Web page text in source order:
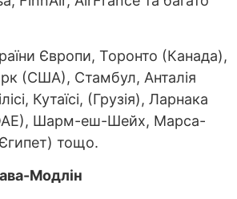
Європи, Торонто (Канада),
(США), Стамбул, Анталія
Кутаїсі, (Грузія), Ларнака
Шарм-еш-Шейх, Марса-
тощо.
Модлін